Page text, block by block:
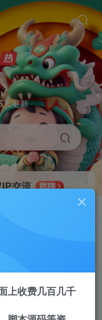
天更新
交流
群聊
研究探讨更多创业项目路子。
下载
GO
上收费几百几千